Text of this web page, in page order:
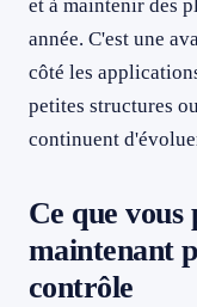
et à maintenir des
année. C'est une
côté les
petites structures
continuent
Ce que vous
maintenant
contrôle